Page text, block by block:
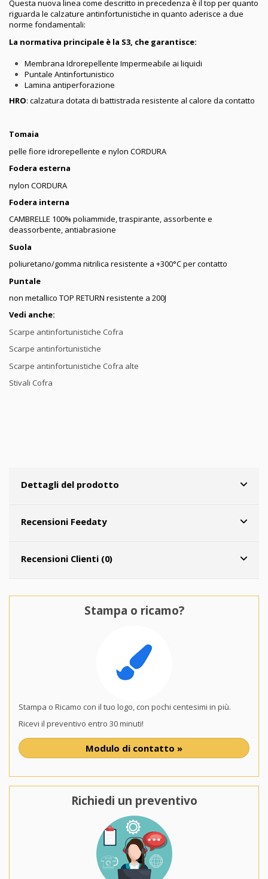
Questa nuova linea come descritto in precedenza è il top per quanto
riguarda le calzature antinfortunistiche in quanto aderisce a due
norme fondamentali:
La normativa principale è la S3, che garantisce:
Membrana Idrorepellente Impermeabile ai liquidi
Puntale Antinfortunistico
Lamina antiperforazione
HRO: calzatura dotata di battistrada resistente al calore da contatto
Tomaia
pelle fiore idrorepellente e nylon CORDURA
Fodera esterna
nylon CORDURA
Fodera interna
CAMBRELLE 100% poliammide, traspirante, assorbente e
deassorbente, antiabrasione
Suola
poliuretano/gomma nitrilica resistente a +300°C per contatto
Puntale
non metallico TOP RETURN resistente a 200J
Vedi anche:
Scarpe antinfortunistiche Cofra
Scarpe antinfortunistiche
Scarpe antinfortunistiche Cofra alte
Stivali Cofra
Dettagli del prodotto
Recensioni Feedaty
Recensioni Clienti (0)
Stampa o ricamo?
Stampa o Ricamo con il tuo logo, con pochi centesimi in più.
Ricevi il preventivo entro 30 minuti!
Modulo di contatto »
Richiedi un preventivo